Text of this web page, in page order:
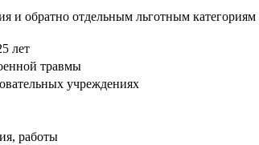
обратно отдельным льготным категориям
лет
травмы
учреждениях
работы